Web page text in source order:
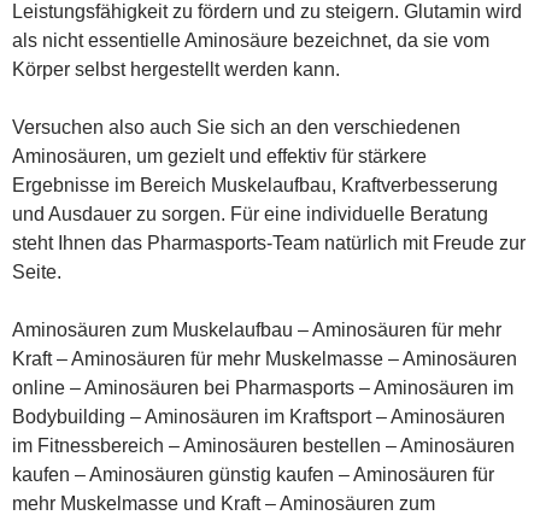
Leistungsfähigkeit zu fördern und zu steigern. Glutamin wird
als nicht essentielle Aminosäure bezeichnet, da sie vom
Körper selbst hergestellt werden kann.
Versuchen also auch Sie sich an den verschiedenen
Aminosäuren, um gezielt und effektiv für stärkere
Ergebnisse im Bereich Muskelaufbau, Kraftverbesserung
und Ausdauer zu sorgen. Für eine individuelle Beratung
steht Ihnen das Pharmasports-Team natürlich mit Freude zur
Seite.
Aminosäuren zum Muskelaufbau – Aminosäuren für mehr
Kraft – Aminosäuren für mehr Muskelmasse – Aminosäuren
online – Aminosäuren bei Pharmasports – Aminosäuren im
Bodybuilding – Aminosäuren im Kraftsport – Aminosäuren
im Fitnessbereich – Aminosäuren bestellen – Aminosäuren
kaufen – Aminosäuren günstig kaufen – Aminosäuren für
mehr Muskelmasse und Kraft – Aminosäuren zum